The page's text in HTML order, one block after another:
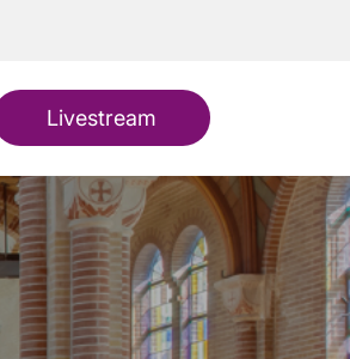
Livestream